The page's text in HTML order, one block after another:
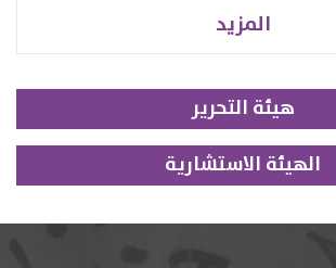
المزيد
هيئة التحرير
الهيئة الاستشارية